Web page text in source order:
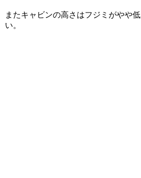
またキャビンの高さはフジミがやや低
い。